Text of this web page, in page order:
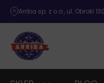
Arriba sp. z o.o., ul. Obroki